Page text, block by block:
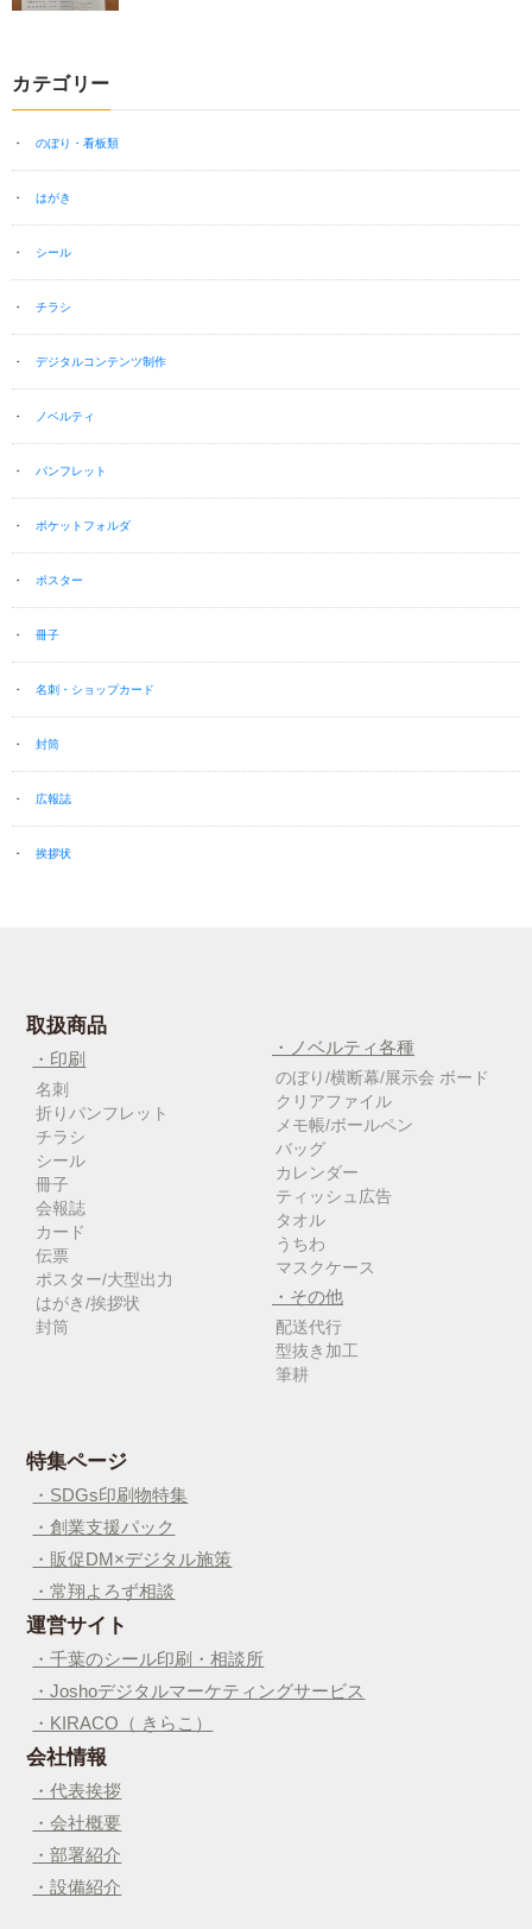
カテゴリー
のぼり・看板類
はがき
シール
チラシ
デジタルコンテンツ制作
ノベルティ
パンフレット
ポケットフォルダ
ポスター
冊子
名刺・ショップカード
封筒
広報誌
挨拶状
取扱商品
・印刷
名刺
折りパンフレット
チラシ
シール
冊子
会報誌
カード
伝票
ポスター/大型出力
はがき/挨拶状
封筒
・ノベルティ各種
のぼり/横断幕/展示会 ボード
クリアファイル
メモ帳/ボールペン
バッグ
カレンダー
ティッシュ広告
タオル
うちわ
マスクケース
・その他
配送代行
型抜き加工
筆耕
特集ページ
・SDGs印刷物特集
・創業支援パック
・販促DM×デジタル施策
・常翔よろず相談
運営サイト
・千葉のシール印刷・相談所
・Joshoデジタルマーケティングサービス
・KIRACO（ きらこ）
会社情報
・代表挨拶
・会社概要
・部署紹介
・設備紹介